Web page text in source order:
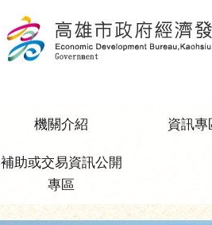
機關介紹 資訊專
補助或交易資訊公開
專區